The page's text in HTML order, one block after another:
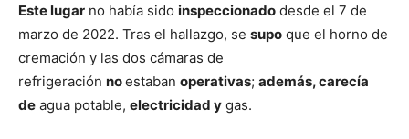
Este lugar no había sido inspeccionado desde el 7 de
marzo de 2022. Tras el hallazgo, se supo que el horno de
cremación y las dos cámaras de
refrigeración noestaban operativas; además, carecía
de agua potable, electricidad y gas.